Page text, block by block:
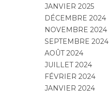
JANVIER 2025
DÉCEMBRE 2024
NOVEMBRE 2024
SEPTEMBRE 2024
AOÛT 2024
JUILLET 2024
FÉVRIER 2024
JANVIER 2024